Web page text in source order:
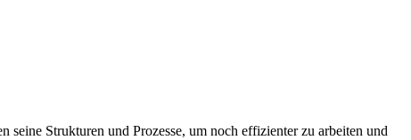
Strukturen und Prozesse, um noch effizienter zu arbeiten und